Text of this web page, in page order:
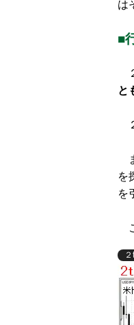
は
■
と
を
を